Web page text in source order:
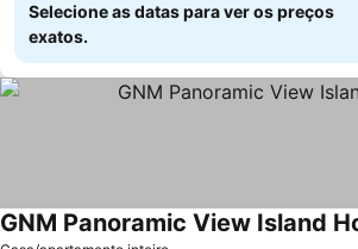
Selecione as datas para ver os preços
exatos.
GNM Panoramic View Island